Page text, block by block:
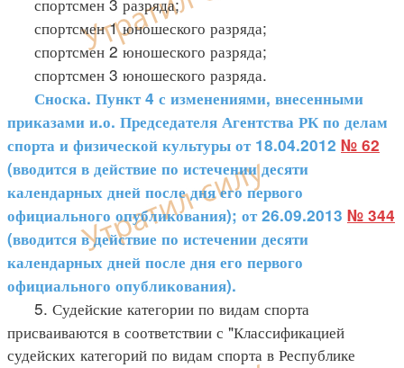
спортсмен 1 юношеского разряда;
спортсмен 2 юношеского разряда;
спортсмен 3 юношеского разряда.
Сноска. Пункт 4 с изменениями, внесенными
приказами и.о. Председателя Агентства РК по делам
спорта и физической культуры от 18.04.2012 № 62
(вводится в действие по истечении десяти
календарных дней после дня его первого
официального опубликования); от 26.09.2013 № 344
(вводится в действие по истечении десяти
календарных дней после дня его первого
официального опубликования).
5. Судейские категории по видам спорта
присваиваются в соответствии с "Классификацией
судейских категорий по видам спорта в Республике